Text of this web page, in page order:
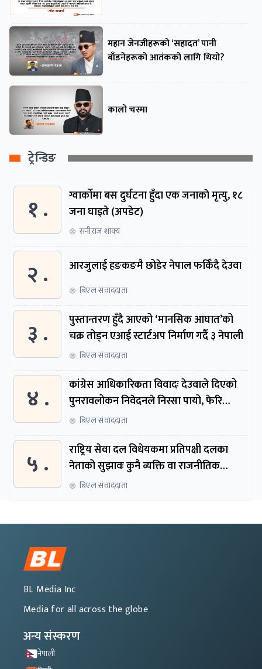
महान जेनजीहरूको ‘सहादत’ पानी
बाँडनेहरूको आतंकको लागि थियो?
कालो चस्मा
ट्रेन्डिङ
१ .
ग्वार्काेमा बस दुर्घटना हुँदा एक जनाकाे मृत्यु, १८
जना घाइते (अपडेट)
सनीराज शाक्य
२ . आरजुलाई हङकङमै छोडेर नेपाल फर्किँदै देउवा
बिएल संवाददाता
३ .
पुस्तान्तरण हुँदै आएको ‘मानसिक आघात’को
चक्र तोड्न एआई स्टार्टअप निर्माण गर्दै ३ नेपाली
बिएल संवाददाता
४ .
कांग्रेस आधिकारिकता विवादः देउवाले दिएको
पुनरावलोकन निवेदनले निस्सा पायो, फेरि
सुरुदेखि सुनुवाइ हुने
बिएल संवाददाता
५ .
राष्ट्रिय सेवा दल विधेयकमा प्रतिपक्षी दलका
नेताको सुझावः कुनै व्यक्ति वा राजनीतिक
नेतृत्वबाट निर्देशित हुने संस्था नबनोस्
बिएल संवाददाता
BL Media Inc
Media for all across the globe
अन्य संस्करण
नेपाली